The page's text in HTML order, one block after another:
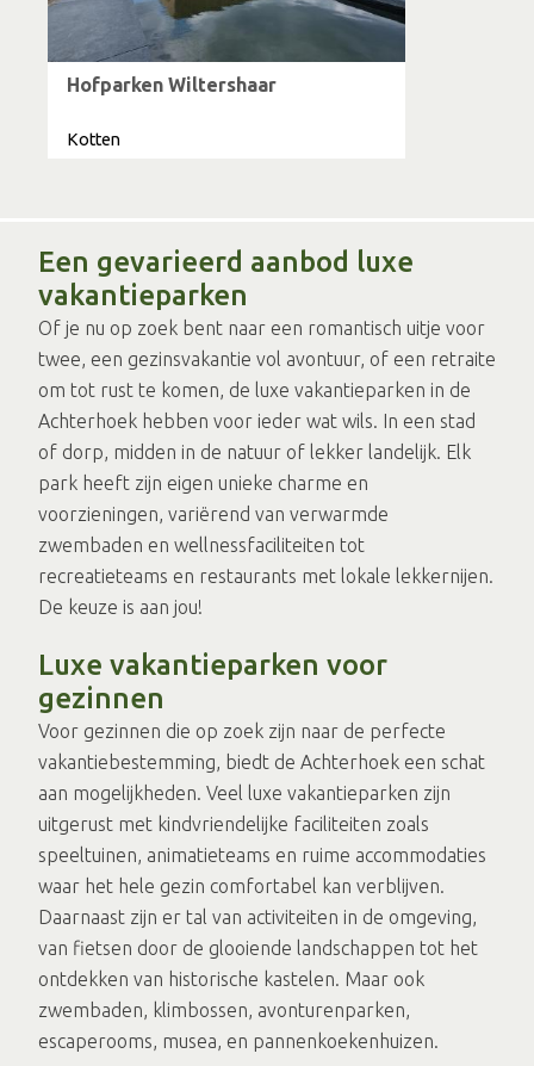
Hofparken Wiltershaar
Kotten
Een gevarieerd aanbod luxe
vakantieparken
Of je nu op zoek bent naar een romantisch uitje voor
twee, een gezinsvakantie vol avontuur, of een retraite
om tot rust te komen, de luxe vakantieparken in de
Achterhoek hebben voor ieder wat wils. In een stad
of dorp, midden in de natuur of lekker landelijk. Elk
park heeft zijn eigen unieke charme en
voorzieningen, variërend van verwarmde
zwembaden en wellnessfaciliteiten tot
recreatieteams en restaurants met lokale lekkernijen.
De keuze is aan jou!
Luxe vakantieparken voor
gezinnen
Voor gezinnen die op zoek zijn naar de perfecte
vakantiebestemming, biedt de Achterhoek een schat
aan mogelijkheden. Veel luxe vakantieparken zijn
uitgerust met kindvriendelijke faciliteiten zoals
speeltuinen, animatieteams en ruime accommodaties
waar het hele gezin comfortabel kan verblijven.
Daarnaast zijn er tal van activiteiten in de omgeving,
van fietsen door de glooiende landschappen tot het
ontdekken van historische kastelen. Maar ook
zwembaden, klimbossen, avonturenparken,
escaperooms, musea, en pannenkoekenhuizen.